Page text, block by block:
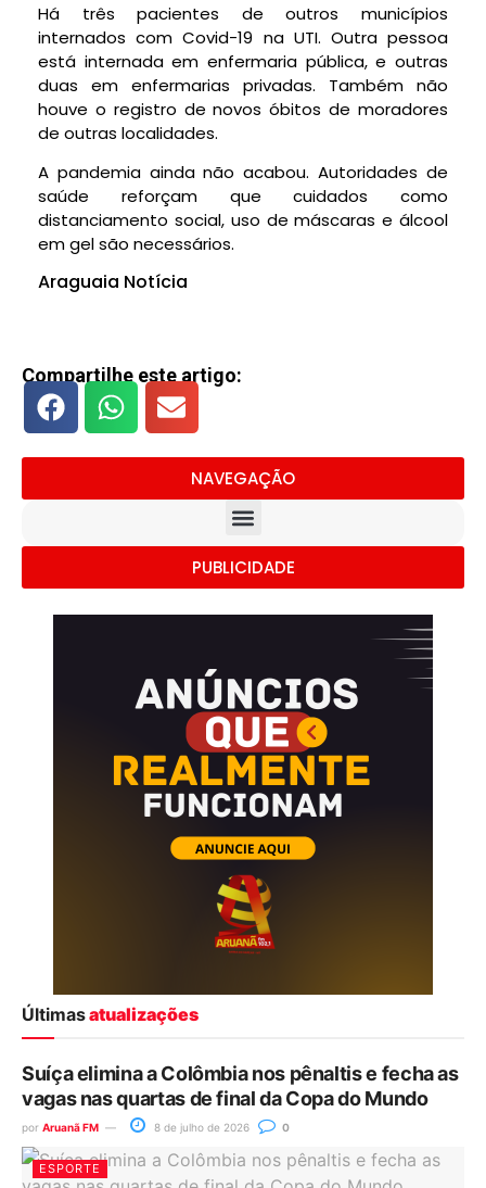
Há três pacientes de outros municípios
internados com Covid-19 na UTI. Outra pessoa
está internada em enfermaria pública, e outras
duas em enfermarias privadas. Também não
houve o registro de novos óbitos de moradores
de outras localidades.
A pandemia ainda não acabou. Autoridades de
saúde reforçam que cuidados como
distanciamento social, uso de máscaras e álcool
em gel são necessários.
Araguaia Notícia
Compartilhe este artigo:
NAVEGAÇÃO
PUBLICIDADE
Últimasatualizações
Suíça elimina a Colômbia nos pênaltis e fecha as
vagas nas quartas de final da Copa do Mundo
por Aruanã FM 8 de julho de 2026 0
ESPORTE